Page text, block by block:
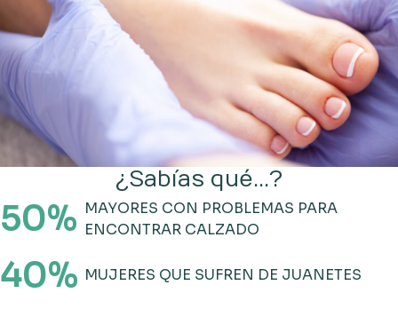
¿Sabías qué...?
50% MAYORES CON PROBLEMAS PARA
ENCONTRAR CALZADO
40% MUJERES QUE SUFREN DE JUANETES